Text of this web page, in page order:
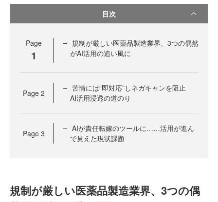
目次
Page
1
規制が厳しい医薬品製造業界、3つの偶然
がAI活用の追い風に
Page 2
苦情には“即対応”しネガキャンを阻止
AI活用浸透の道のり
Page 3
AIが責任転嫁のツールに……活用が進ん
で見えた現状課題
規制が厳しい医薬品製造業界、3つの偶